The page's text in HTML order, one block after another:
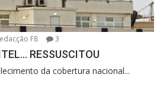
F8 3
RESSUSCITOU
da cobertura nacional...